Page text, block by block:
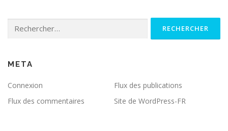
META
Connexion
Flux des publications
Flux des commentaires
Site de WordPress-FR